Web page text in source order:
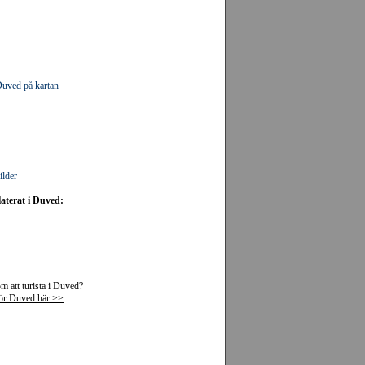
på kartan
i Duved:
att turista i Duved?
Duved här >>